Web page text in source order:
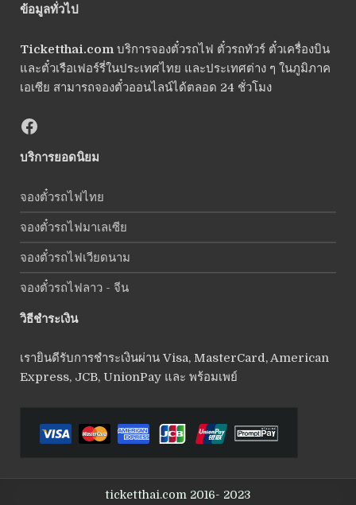
ข้อมูลทั่วไป
Ticketthai.comบริการจองตั๋วรถไฟ ตั๋วรถทัวร์ ตั๋วเครื่องบิน
และตั๋วเรือเฟอร์รี่ในประเทศไทย และประเทศต่าง ๆ ในภูมิภาค
เอเซีย สามารถจองตั๋วออนไลน์ได้ตลอด 24 ชั่วโมง
บริการยอดนิยม
จองตั๋วรถไฟไทย
จองตั๋วรถไฟมาเลเซีย
จองตั๋วรถไฟเวียดนาม
จองตั๋วรถไฟลาว - จีน
วิธีชำระเงิน
เรายินดีรับการชำระเงินผ่าน Visa, MasterCard, American
Express, JCB, UnionPay และ พร้อมเพย์
ticketthai.com 2016- 2023